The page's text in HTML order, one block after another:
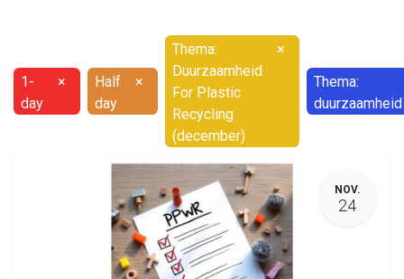
1-
day
×
Half
day
×
Thema:
Duurzaamheid
For Plastic
Recycling
(december)
×
Thema:
duurzaamheid
NOV.
24